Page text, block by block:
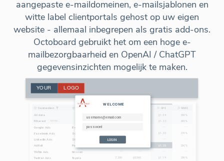
aangepaste e-maildomeinen, e-mailsjablonen en
witte label clientportals gehost op uw eigen
website - allemaal inbegrepen als gratis add-ons.
Octoboard gebruikt het om een hoge e-
mailbezorgbaarheid en OpenAI / ChatGPT
gegevensinzichten mogelijk te maken.